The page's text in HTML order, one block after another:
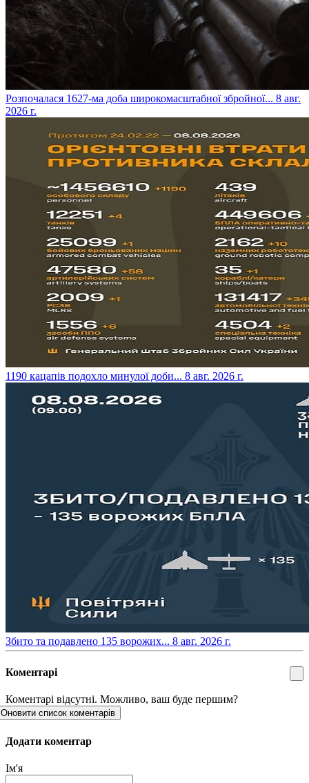
​Розпочалася 1627-ма доба широкомасштабної збройної... 8 авг.
2026 г.
​1190 кацапів подохло минулої доби... 8 авг. 2026 г.
​Збито та подавлено 135 ворожих... 8 авг. 2026 г.
Коментарі
Коментарі відсутні. Можливо, ваш буде першим?
Оновити список коментарів
Додати коментар
Ім'я